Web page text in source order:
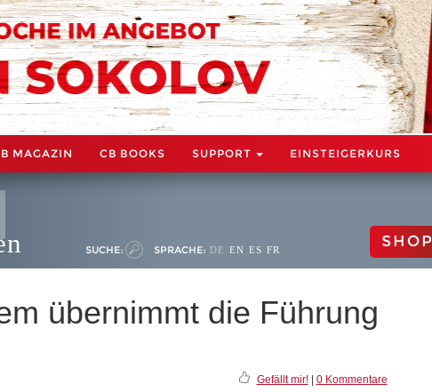
MAGAZIN CB BOOKS SUPPORT EINSTEIGERKURS
SUCHE: SPRACHE: DE EN ES FR SHOP
übernimmt die Führung
Gefällt mir!| 0 Kommentare